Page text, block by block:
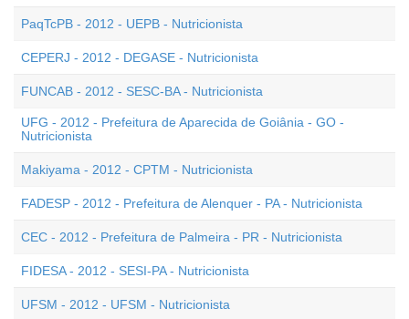
PaqTcPB - 2012 - UEPB - Nutricionista
CEPERJ - 2012 - DEGASE - Nutricionista
FUNCAB - 2012 - SESC-BA - Nutricionista
UFG - 2012 - Prefeitura de Aparecida de Goiânia - GO -
Nutricionista
Makiyama - 2012 - CPTM - Nutricionista
FADESP - 2012 - Prefeitura de Alenquer - PA - Nutricionista
CEC - 2012 - Prefeitura de Palmeira - PR - Nutricionista
FIDESA - 2012 - SESI-PA - Nutricionista
UFSM - 2012 - UFSM - Nutricionista